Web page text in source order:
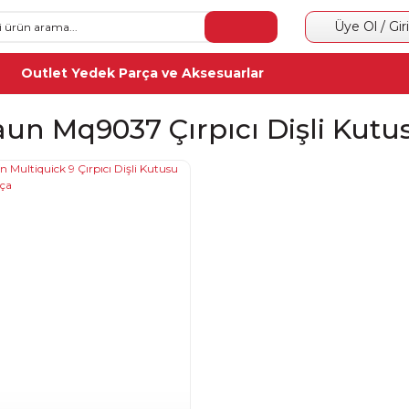
Üye Ol /
Outlet Yedek Parça ve Aksesuarlar
Mq9037 Çırpıcı Dişli